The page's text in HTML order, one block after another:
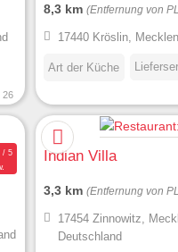
26
8,3 km (Entfernung von
17440 Kröslin,
Art der Küche
Indian Villa
3,3 km (Entfernung von
17454 Zinnowitz,
Deutschland